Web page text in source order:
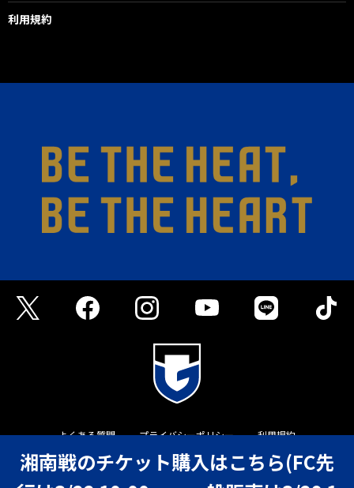
湘南戦のチケット購入はこちら(FC先
利用規約
よくある質問 プライバシーポリシー 利用規約
©GAMBA OSAKA